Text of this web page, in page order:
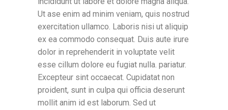
Ut ase enim ad minim veniam, quis nostrud
exercitation ullamco. Laboris nisi ut aliquip
ex ea commodo consequat. Duis aute irure
dolor in reprehenderit in voluptate velit
esse cillum dolore eu fugiat nulla. pariatur.
Excepteur sint occaecat. Cupidatat non
proident, sunt in culpa qui officia deserunt
mollit anim id est laborum. Sed ut